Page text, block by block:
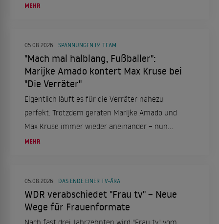
den Kulissen des "Cirque du Soleil" in Berlin
MEHR
05.08.2026 SPANNUNGEN IM TEAM
"Mach mal halblang, Fußballer":
Marijke Amado kontert Max Kruse bei
"Die Verräter"
Eigentlich läuft es für die Verräter nahezu
perfekt. Trotzdem geraten Marijke Amado und
Max Kruse immer wieder aneinander – nun
schießt sie zurück.
MEHR
05.08.2026 DAS ENDE EINER TV-ÄRA
WDR verabschiedet "Frau tv" – Neue
Wege für Frauenformate
Nach fast drei Jahrzehnten wird "Frau tv" vom